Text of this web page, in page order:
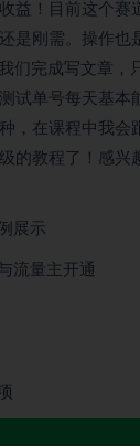
益！目前这个赛
是刚需。操作也
们完成写文章，
试单号每天基本
，在课程中我会
的教程了！感兴
展示
流量主开通